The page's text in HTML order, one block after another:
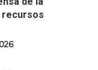
recursos